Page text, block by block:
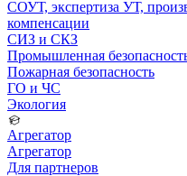
СОУТ, экспертиза УТ,
компенсации
СИЗ и СКЗ
Промышленная
Пожарная безопасность
ГО и ЧС
Экология
Агрегатор
Агрегатор
Для партнеров